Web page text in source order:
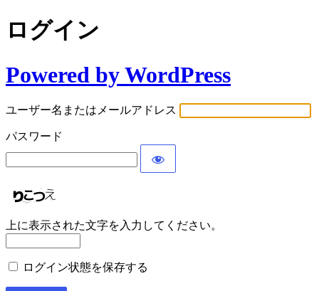
ログイン
Powered by WordPress
ユーザー名またはメールアドレス
パスワード
上に表示された文字を入力してください。
ログイン状態を保存する